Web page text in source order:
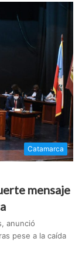
Catamarca
mensaje
anunció
pese a la caída